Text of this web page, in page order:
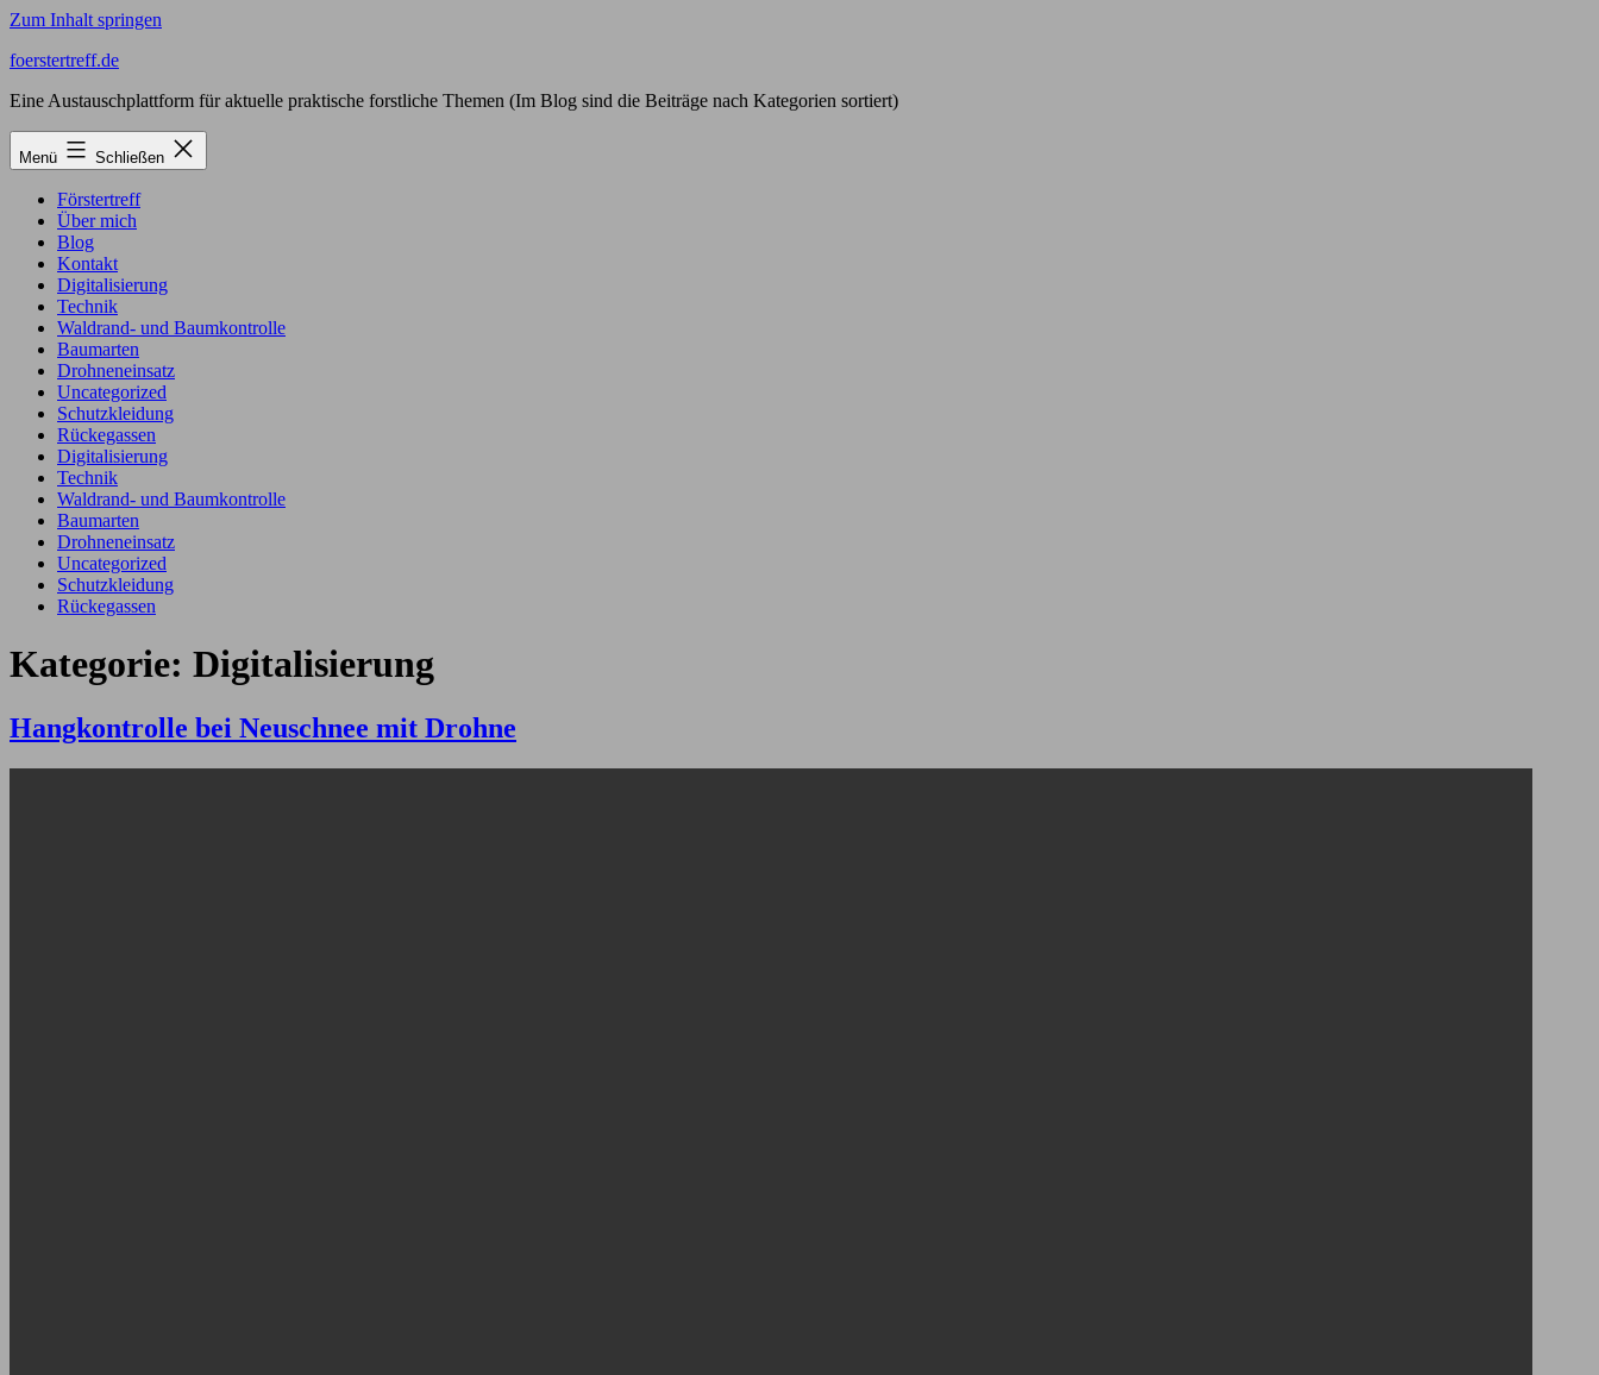
Zum Inhalt springen
foerstertreff.de
Eine Austauschplattform für aktuelle praktische forstliche Themen (Im Blog sind die Beiträge nach Kategorien sortiert)
Menü Schließen
Förstertreff
Über mich
Blog
Kontakt
Digitalisierung
Technik
Waldrand- und Baumkontrolle
Baumarten
Drohneneinsatz
Uncategorized
Schutzkleidung
Rückegassen
Digitalisierung
Technik
Waldrand- und Baumkontrolle
Baumarten
Drohneneinsatz
Uncategorized
Schutzkleidung
Rückegassen
Kategorie: Digitalisierung
Hangkontrolle bei Neuschnee mit Drohne